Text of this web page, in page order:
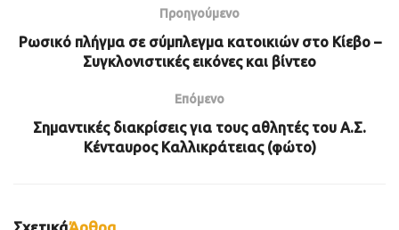
Προηγούμενο
Ρωσικό πλήγμα σε σύμπλεγμα κατοικιών στο Κίεβο –
Συγκλονιστικές εικόνες και βίντεο
Επόμενο
Σημαντικές διακρίσεις για τους αθλητές του Α.Σ.
Κένταυρος Καλλικράτειας (φώτο)